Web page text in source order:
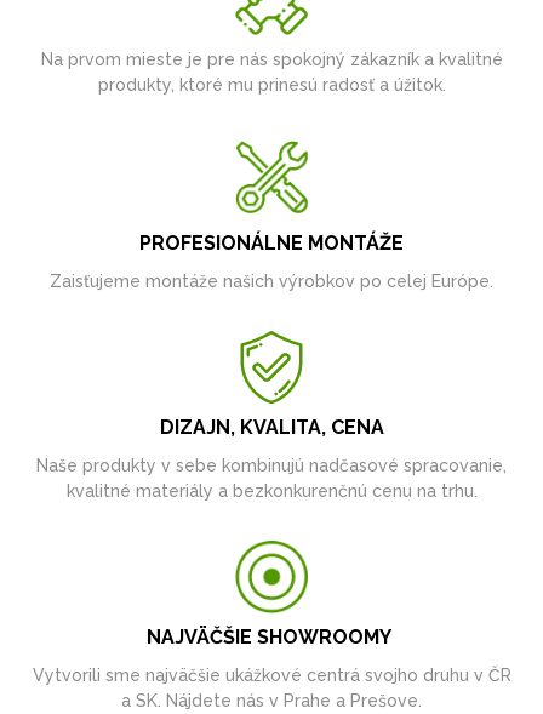
Na prvom mieste je pre nás spokojný zákazník a kvalitné
produkty, ktoré mu prinesú radosť a úžitok.
PROFESIONÁLNE MONTÁŽE
Zaisťujeme montáže našich výrobkov po celej Európe.
DIZAJN, KVALITA, CENA
Naše produkty v sebe kombinujú nadčasové spracovanie,
kvalitné materiály a bezkonkurenčnú cenu na trhu.
NAJVÄČŠIE SHOWROOMY
Vytvorili sme najväčšie ukážkové centrá svojho druhu v ČR
a SK. Nájdete nás v Prahe a Prešove.